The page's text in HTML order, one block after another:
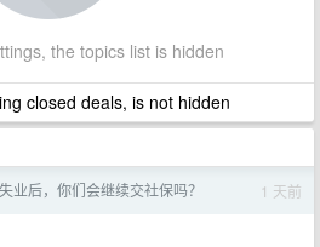
the topics list is hidden
closed deals, is not hidden
失业后，你们会继续交社保吗？ 1 天前